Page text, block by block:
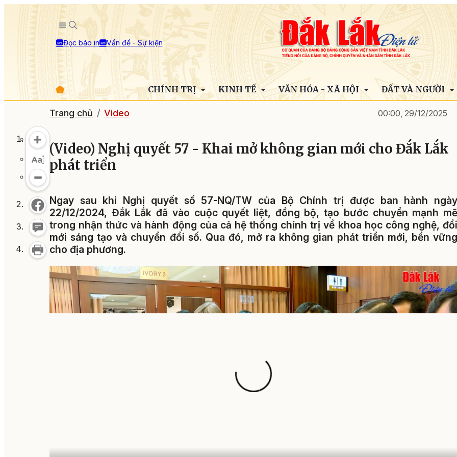
Đọc báo in Vấn đề - Sự kiện
CHÍNH TRỊ KINH TẾ VĂN HÓA - XÃ HỘI ĐẤT VÀ NGƯỜI
Trang chủ Video 00:00, 29/12/2025
(Video) Nghị quyết 57 - Khai mở không gian mới cho Đắk Lắk
phát triển
Ngay sau khi Nghị quyết số 57-NQ/TW của Bộ Chính trị được ban hành ngày
22/12/2024, Đắk Lắk đã vào cuộc quyết liệt, đồng bộ, tạo bước chuyển mạnh mẽ
trong nhận thức và hành động của cả hệ thống chính trị về khoa học công nghệ, đổi
mới sáng tạo và chuyển đổi số. Qua đó, mở ra không gian phát triển mới, bền vững
cho địa phương.